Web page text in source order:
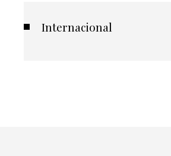
Internacional